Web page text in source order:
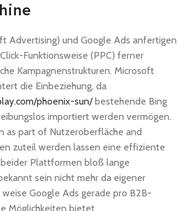
Advertising) und Google Ads anfertigen
Funktionsweise (PPC) ferner
Kampagnenstrukturen. Microsoft
die Einbeziehung, da
phoenix-sun/bestehende Bing
importiert werden vermögen.
as part of Nutzeroberfläche and
zuteil werden lassen eine effiziente
beider Plattformen bloß lange
sein nicht mehr da eigener
Google Ads gerade pro B2B-
Möglichkeiten bietet.